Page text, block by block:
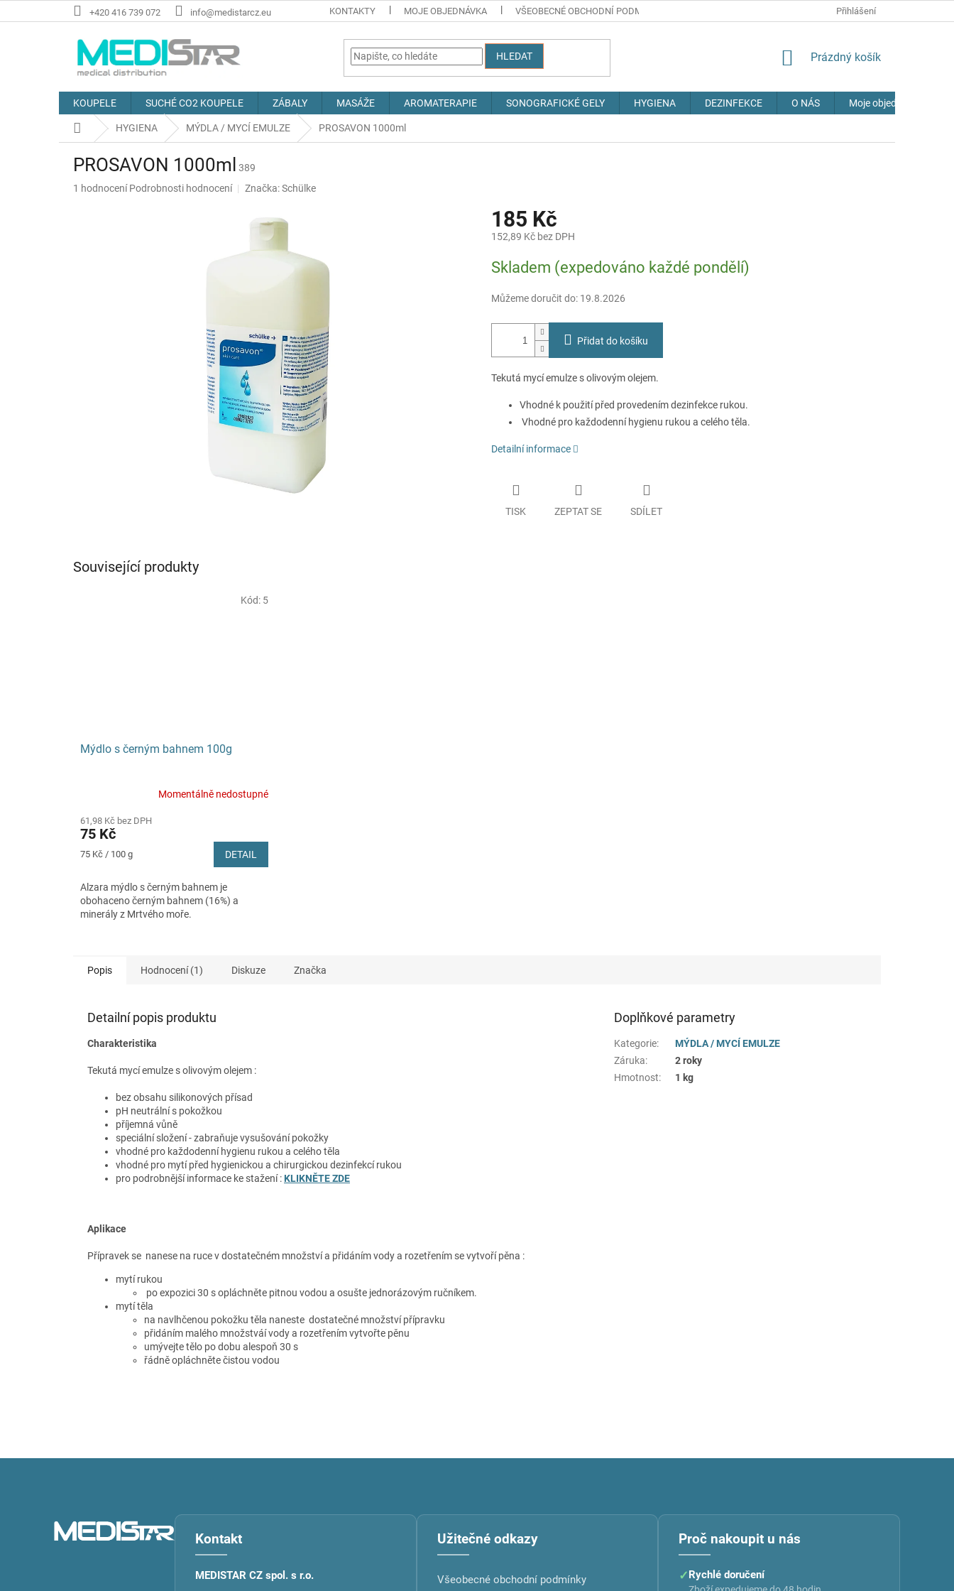
na
+420 416 739 072 info@medistarcz.eu KONTAKTY MOJE OBJEDNÁVKA VŠEOBECNÉ OBCHODNÍ PODMÍNKY DOPRAVA
Přihlášení
HLEDAT
NÁKUPNÍ
Prázdný košík
KOUPELE SUCHÉ CO2 KOUPELE ZÁBALY MASÁŽE AROMATERAPIE SONOGRAFICKÉ GELY HYGIENA DEZINFEKCE O NÁS Moje objednávka
Domů HYGIENA MÝDLA / MYCÍ EMULZE PROSAVON 1000ml
PROSAVON 1000ml
389
Průměrné
1 hodnocení Podrobnosti hodnocení Značka:Schülke
185 Kč
152,89 Kč bez DPH
cena:
Skladem (expedováno každé pondělí)
Můžeme doručit do: 19.8.2026
Přidat do košíku
Tekutá mycí emulze s olivovým olejem.
Vhodné k použití před provedením dezinfekce rukou.
Vhodné pro každodenní hygienu rukou a celého těla.
Detailní informace
TISK ZEPTAT SE SDÍLET
Související produkty
Mýdlo s černým bahnem 100g
Momentálně nedostupné
61,98 Kč bez DPH
75 Kč
Měrná
75 Kč / 100 g DETAIL
Alzara mýdlo s černým bahnem je
obohaceno černým bahnem (16%) a
minerály z Mrtvého moře.
Kód: 5
Popis Hodnocení (1) Diskuze Značka
Detailní popis produktu
Charakteristika
Tekutá mycí emulze s olivovým olejem :
bez obsahu silikonových přísad
pH neutrální s pokožkou
příjemná vůně
speciální složení - zabraňuje vysušování pokožky
vhodné pro každodenní hygienu rukou a celého těla
vhodné pro mytí před hygienickou a chirurgickou dezinfekcí rukou
pro podrobnější informace ke stažení : KLIKNĚTE ZDE
Aplikace
Přípravek se nanese na ruce v dostatečném množství a přidáním vody a rozetřením se vytvoří pěna :
mytí rukou
po expozici 30 s opláchněte pitnou vodou a osušte jednorázovým ručníkem.
mytí těla
na navlhčenou pokožku těla naneste dostatečné množství přípravku
přidáním malého množstváí vody a rozetřením vytvořte pěnu
umývejte tělo po dobu alespoň 30 s
řádně opláchněte čistou vodou
Doplňkové parametry
Kategorie:
MÝDLA / MYCÍ EMULZE
Záruka:
2 roky
Hmotnost: 1 kg
Kontakt
MEDISTAR CZ spol. s r.o.
Užitečné odkazy
Všeobecné obchodní podmínky
Proč nakoupit u nás
✓ Rychlé doručení